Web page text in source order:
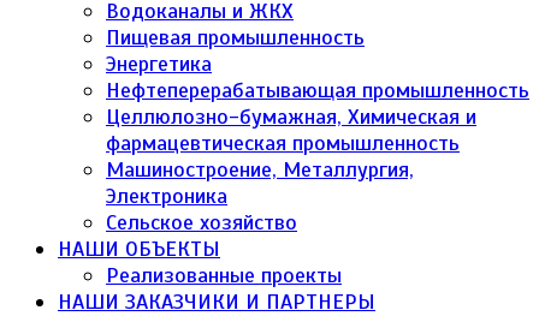
Водоканалы и ЖКХ
Пищевая промышленность
Энергетика
Нефтеперерабатывающая промышленность
Целлюлозно-бумажная, Химическая и
фармацевтическая промышленность
Машиностроение, Металлургия,
Электроника
Сельское хозяйство
НАШИ ОБЪЕКТЫ
Реализованные проекты
НАШИ ЗАКАЗЧИКИ И ПАРТНЕРЫ